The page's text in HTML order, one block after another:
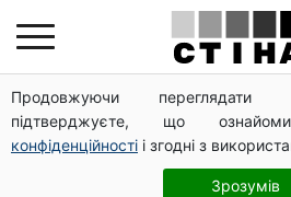
Продовжуючи переглядати
підтверджуєте, що
конфіденційності і згодні з
Зрозумів
Зарплата 30 000 грн — пенсія
пояснив, як розрахувати
Права із Саудівської Аравії
процедура, яку варто знати